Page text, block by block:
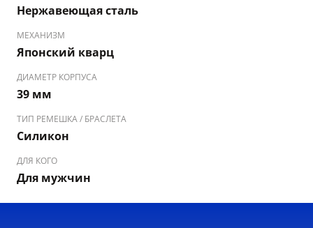
Металлическийбраслет-звено
обеспечивает уверенную фиксацию на запястье.
Водозащита 3 ATM (≈30 м)
брызг и дождя, однако модель не предназначена для
плавания или длительного контакта с водой.
модель, которая легко сочетается как с повседневной
одеждой, так и с более деловыми или элегантными
гардеробе.
Нержавеющая сталь
МЕХАНИЗМ
Японский кварц
ДИАМЕТР КОРПУСА
39 мм
ТИП РЕМЕШКА / БРАСЛЕТА
Силикон
ДЛЯ КОГО
Для мужчин